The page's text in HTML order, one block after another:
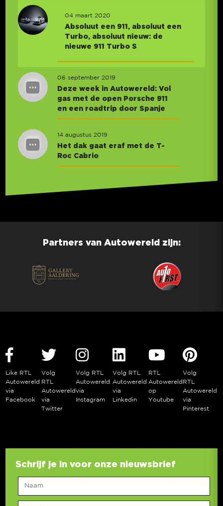
04 maart 2020
Absoluut een 911, absoluut een
Turbo, absoluut nieuw: de
nieuwe 911 Turbo S
06 september 2019
Deze week in Autowereld: Vol
gas met de open Porsche 911
en een roadtrip door Spanje
14 augustus 2019
Het dak gaat eraf met de T-
Roc Cabrio
Partners van Autowereld zijn:
Like RTL
Autowereld
via
Facebook
Volg
RTL
Autowereld
via
Twitter
Volg RTL
Autowereld
via
Instagram
Volg RTL
Autowereld
via
Linkedin
RTL
Autowereld
op
Youtube
Volg
RTL
Autowereld
via
Pinterest
Schrijf je in voor onze nieuwsbrief